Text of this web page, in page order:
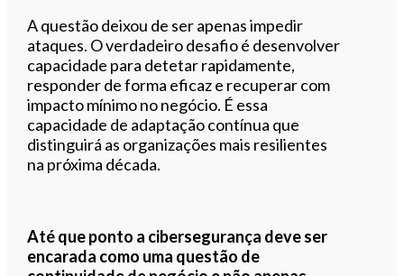
A questão deixou de ser apenas impedir
ataques. O verdadeiro desafio é desenvolver
capacidade para detetar rapidamente,
responder de forma eficaz e recuperar com
impacto mínimo no negócio. É essa
capacidade de adaptação contínua que
distinguirá as organizações mais resilientes
na próxima década.
Até que ponto a cibersegurança deve ser
encarada como uma questão de